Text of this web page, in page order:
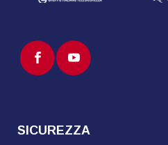
SICUREZZA